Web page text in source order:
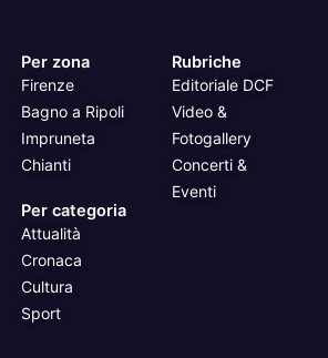
Per zona
Firenze
Bagno a Ripoli
Impruneta
Chianti
Per categoria
Attualità
Cronaca
Cultura
Sport
Rubriche
Editoriale DCF
Video &
Fotogallery
Concerti &
Eventi